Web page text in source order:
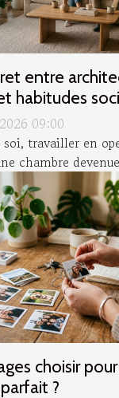
entre
habitudes
09:00
travailler en
chambre
choisir
?